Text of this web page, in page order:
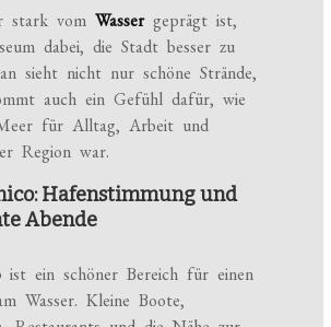
stark vomWassergeprägt ist,
dabei, die Stadt besser zu
sieht nicht nur schöne Strände,
auch ein Gefühl dafür, wie
für Alltag, Arbeit und
Region war.
Hafenstimmung und
Abende
ist ein schöner Bereich für einen
Wasser. Kleine Boote,